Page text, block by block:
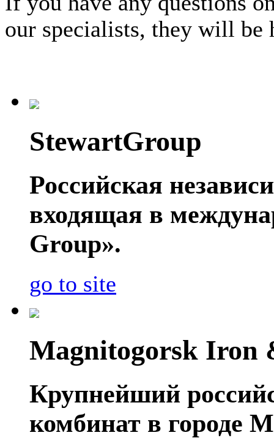
our specialists, they will be
StewartGroup
Российская
входящая в
Group».
go to site
Magnitogorsk Iron
Крупнейший
комбинат в городе